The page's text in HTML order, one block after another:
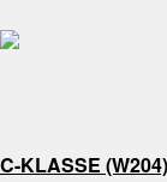
C-KLASSE (W204)